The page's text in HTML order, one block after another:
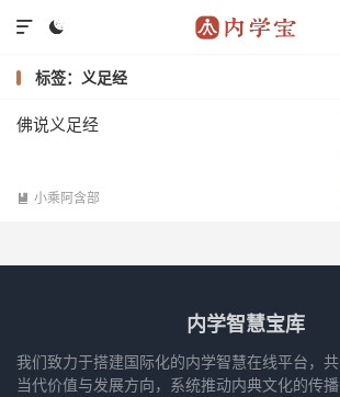


标签：义足经
佛说义足经
 小乘阿含部
内学智慧宝库
我们致力于搭建国际化的内学智慧在线平台，
当代价值与发展方向，系统推动内典文化的传